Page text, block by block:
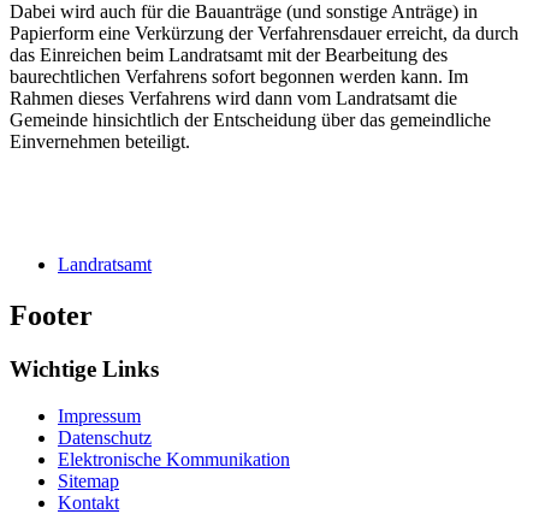
Dabei wird auch für die Bauanträge (und sonstige Anträge) in
Papierform eine Verkürzung der Verfahrensdauer erreicht, da durch
das Einreichen beim Landratsamt mit der Bearbeitung des
baurechtlichen Verfahrens sofort begonnen werden kann. Im
Rahmen dieses Verfahrens wird dann vom Landratsamt die
Gemeinde hinsichtlich der Entscheidung über das gemeindliche
Einvernehmen beteiligt.
Landratsamt
Footer
Wichtige Links
Impressum
Datenschutz
Elektronische Kommunikation
Sitemap
Kontakt